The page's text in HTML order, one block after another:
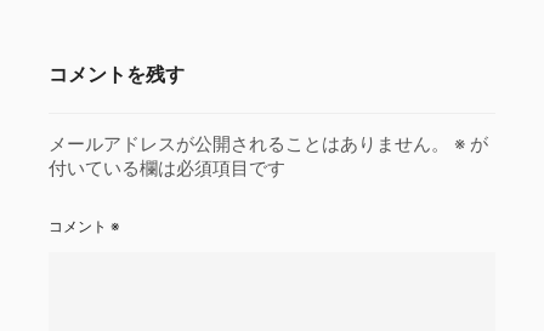
コメントを残す
メールアドレスが公開されることはありません。 ※ が
付いている欄は必須項目です
コメント ※